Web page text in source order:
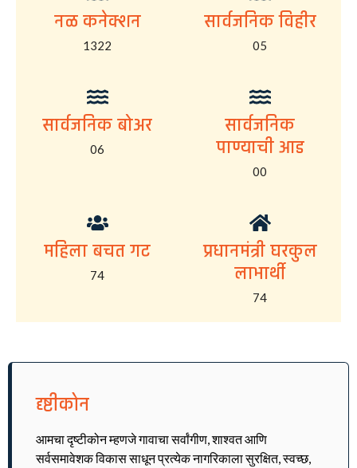
नळ कनेक्शन
1322
सार्वजनिक विहीर
05
सार्वजनिक बोअर
06
सार्वजनिक
पाण्याची आड
00
महिला बचत गट
74
प्रधानमंत्री घरकुल
लाभार्थी
74
दृष्टीकोन
आमचा दृष्टीकोन म्हणजे गावाचा सर्वांगीण, शाश्वत आणि
सर्वसमावेशक विकास साधून प्रत्येक नागरिकाला सुरक्षित, स्वच्छ,